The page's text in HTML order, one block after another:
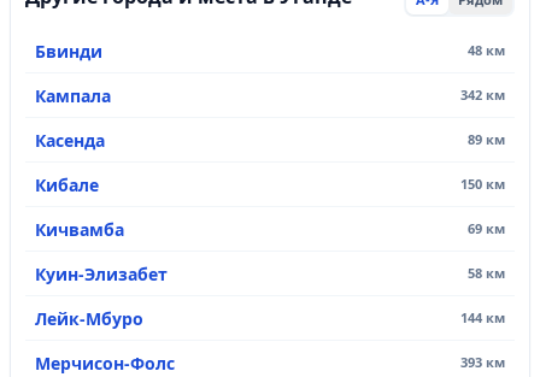
Бвинди 48 км
Кампала 342 км
Касенда 89 км
Кибале 150 км
Кичвамба 69 км
Куин-Элизабет 58 км
Лейк-Мбуро 144 км
Мерчисон-Фолс 393 км